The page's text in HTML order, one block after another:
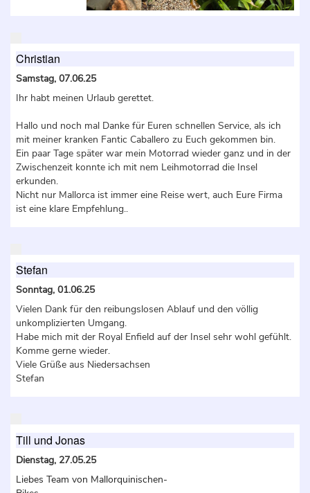
Christian
Samstag, 07.06.25
Ihr habt meinen Urlaub gerettet.
Hallo und noch mal Danke für Euren schnellen Service, als ich
mit meiner kranken Fantic Caballero zu Euch gekommen bin.
Ein paar Tage später war mein Motorrad wieder ganz und in der
Zwischenzeit konnte ich mit nem Leihmotorrad die Insel
erkunden.
Nicht nur Mallorca ist immer eine Reise wert, auch Eure Firma
ist eine klare Empfehlung..
Stefan
Sonntag, 01.06.25
Vielen Dank für den reibungslosen Ablauf und den völlig
unkomplizierten Umgang.
Habe mich mit der Royal Enfield auf der Insel sehr wohl gefühlt.
Komme gerne wieder.
Viele Grüße aus Niedersachsen
Stefan
Till und Jonas
Dienstag, 27.05.25
Liebes Team von Mallorquinischen-